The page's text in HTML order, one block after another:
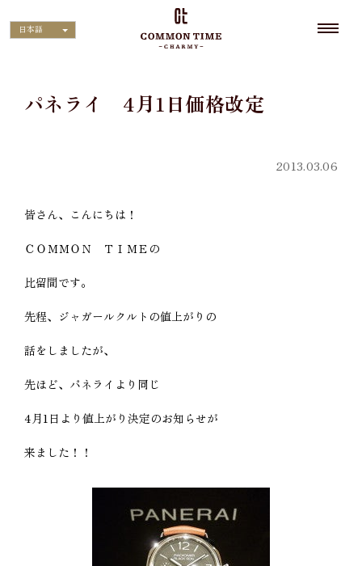
日本語
パネライ 4月1日価格改定
2013.03.06
皆さん、こんにちは！
ＣＯＭＭＯＮ ＴＩＭＥの
比留間です。
先程、ジャガールクルトの値上がりの
話をしましたが、
先ほど、パネライより同じ
4月1日より値上がり決定のお知らせが
来ました！！